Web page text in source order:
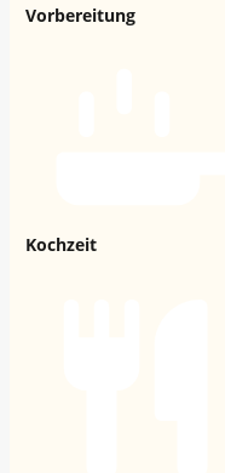
Vorbereitung
Kochzeit